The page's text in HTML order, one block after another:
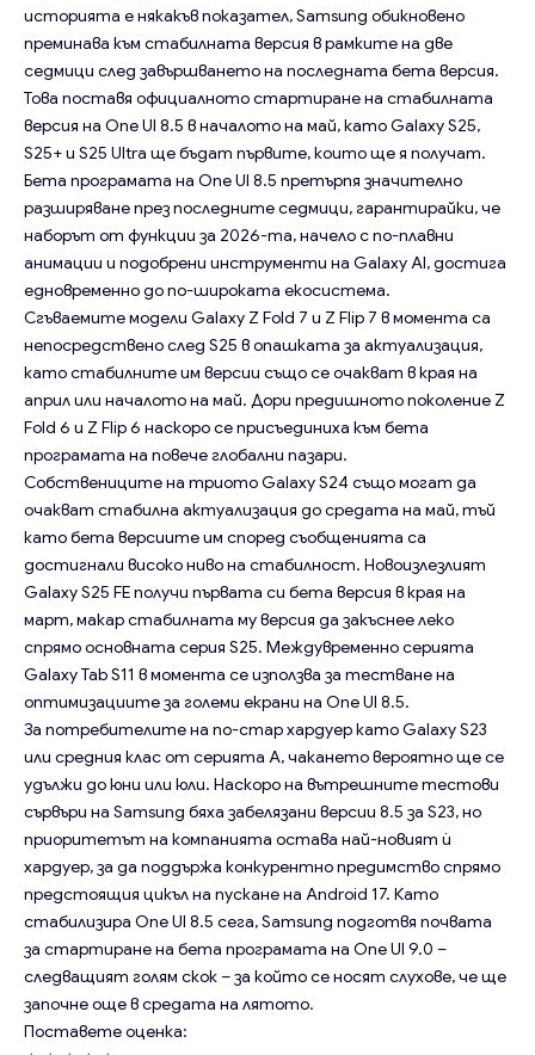
историята е някакъв показател, Samsung обикновено
преминава към стабилната версия в рамките на две
седмици след завършването на последната бета версия.
Това поставя официалното стартиране на стабилната
версия на One UI 8.5 в началото на май, като Galaxy S25,
S25+ и S25 Ultra ще бъдат първите, които ще я получат.
Бета програмата на One UI 8.5 претърпя значително
разширяване през последните седмици, гарантирайки, че
наборът от функции за 2026-та, начело с по-плавни
анимации и подобрени инструменти на Galaxy AI, достига
едновременно до по-широката екосистема.
Сгъваемите модели Galaxy Z Fold 7 и Z Flip 7 в момента са
непосредствено след S25 в опашката за актуализация,
като стабилните им версии също се очакват в края на
април или началото на май. Дори предишното поколение Z
Fold 6 и Z Flip 6 наскоро се присъединиха към бета
програмата на повече глобални пазари.
Собствениците на триото Galaxy S24 също могат да
очакват стабилна актуализация до средата на май, тъй
като бета версиите им според съобщенията са
достигнали високо ниво на стабилност. Новоизлезлият
Galaxy S25 FE получи първата си бета версия в края на
март, макар стабилната му версия да закъснее леко
спрямо основната серия S25. Междувременно серията
Galaxy Tab S11 в момента се използва за тестване на
оптимизациите за големи екрани на One UI 8.5.
За потребителите на по-стар хардуер като Galaxy S23
или средния клас от серията A, чакането вероятно ще се
удължи до юни или юли. Наскоро на вътрешните тестови
сървъри на Samsung бяха забелязани версии 8.5 за S23, но
приоритетът на компанията остава най-новият ѝ
хардуер, за да поддържа конкурентно предимство спрямо
предстоящия цикъл на пускане на Android 17. Като
стабилизира One UI 8.5 сега, Samsung подготвя почвата
за стартиране на бета програмата на One UI 9.0 –
следващият голям скок – за който се носят слухове, че ще
започне още в средата на лятото.
Поставете оценка: